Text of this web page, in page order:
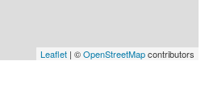
Leaflet | ©OpenStreetMapcontributors